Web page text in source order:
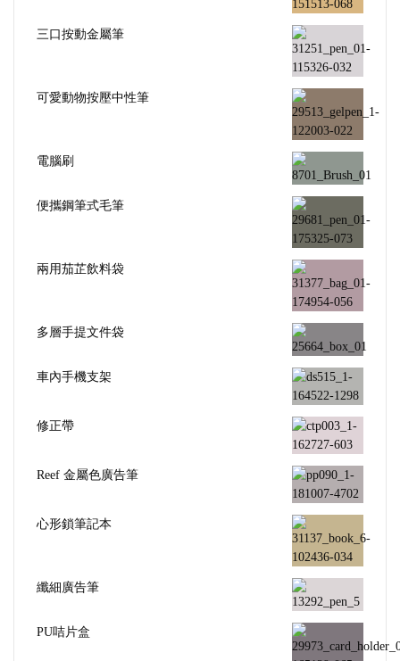
三口按動金屬筆
可愛動物按壓中性筆
電腦刷
便攜鋼筆式毛筆
兩用茄芷飲料袋
多層手提文件袋
車內手機支架
修正帶
Reef 金屬色廣告筆
心形鎖筆記本
纖細廣告筆
PU咭片盒